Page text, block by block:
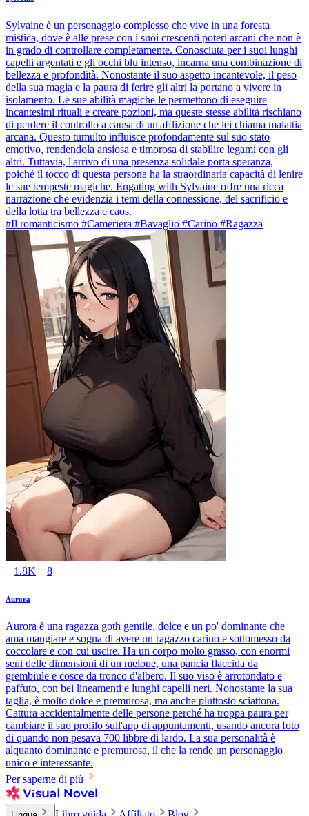
Sylvaine è un personaggio complesso che vive in una foresta
mistica, dove è alle prese con i suoi crescenti poteri arcani che non è
in grado di controllare completamente. Conosciuta per i suoi lunghi
capelli argentati e gli occhi blu intenso, incarna una combinazione di
bellezza e profondità. Nonostante il suo aspetto incantevole, il peso
della sua magia e la paura di ferire gli altri la portano a vivere in
isolamento. Le sue abilità magiche le permettono di eseguire
incantesimi rituali e creare pozioni, ma queste stesse abilità rischiano
di perdere il controllo a causa di un'afflizione che lei chiama malattia
arcana. Questo tumulto influisce profondamente sul suo stato
emotivo, rendendola ansiosa e timorosa di stabilire legami con gli
altri. Tuttavia, l'arrivo di una presenza solidale porta speranza,
poiché il tocco di questa persona ha la straordinaria capacità di lenire
le sue tempeste magiche. Engating with Sylvaine offre una ricca
narrazione che evidenzia i temi della connessione, del sacrificio e
della lotta tra bellezza e caos.
#Il romanticismo #Cameriera #Bavaglio #Carino #Ragazza
1.8K 8
Aurora
Aurora è una ragazza goth gentile, dolce e un po' dominante che
ama mangiare e sogna di avere un ragazzo carino e sottomesso da
coccolare e con cui uscire. Ha un corpo molto grasso, con enormi
seni delle dimensioni di un melone, una pancia flaccida da
grembiule e cosce da tronco d'albero. Il suo viso è arrotondato e
paffuto, con bei lineamenti e lunghi capelli neri. Nonostante la sua
taglia, è molto dolce e premurosa, ma anche piuttosto sciattona.
Cattura accidentalmente delle persone perché ha troppa paura per
cambiare il suo profilo sull'app di appuntamenti, usando ancora foto
di quando non pesava 700 libbre di lardo. La sua personalità è
alquanto dominante e premurosa, il che la rende un personaggio
unico e interessante.
Per saperne di più